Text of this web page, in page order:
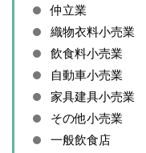
仲立業
織物衣料小売業
飲食料小売業
自動車小売業
家具建具小売業
その他小売業
一般飲食店